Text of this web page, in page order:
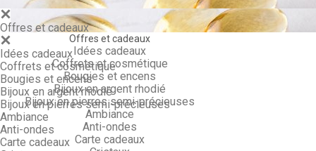
Offres et cadeaux
Idées cadeaux
Coffrets et cosmétique
Bougies et encens
Bijoux en argent rhodié
Bijoux en pierres semi-précieuses
Ambiance
Anti-ondes
Carte cadeaux
Offres et cadeaux
Idées cadeaux
Coffrets et cosmétique
Bougies et encens
Bijoux en argent rhodié
Bijoux en pierres semi-précieuses
Ambiance
Anti-ondes
Carte cadeaux